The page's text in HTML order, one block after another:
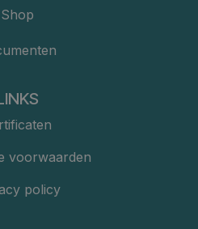
Shop
voorwaarden
policy